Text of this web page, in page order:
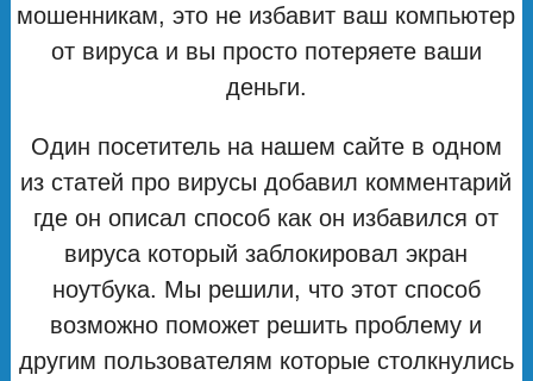
мошенникам, это не избавит ваш компьютер
от вируса и вы просто потеряете ваши
деньги.
Один посетитель на нашем сайте в одном
из статей про вирусы добавил комментарий
где он описал способ как он избавился от
вируса который заблокировал экран
ноутбука. Мы решили, что этот способ
возможно поможет решить проблему и
другим пользователям которые столкнулись